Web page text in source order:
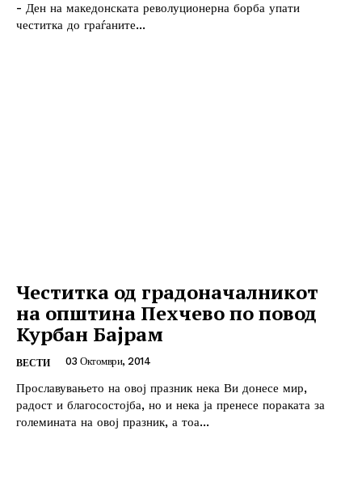
- Ден на македонската револуционерна борба упати
честитка до граѓаните...
Честитка од градоначалникот
на општина Пехчево по повод
Курбан Бајрам
ВЕСТИ 03 Октомври, 2014
Прославувањето на овој празник нека Ви донесе мир,
радост и благосостојба, но и нека ја пренесе пораката за
големината на овој празник, а тоа...